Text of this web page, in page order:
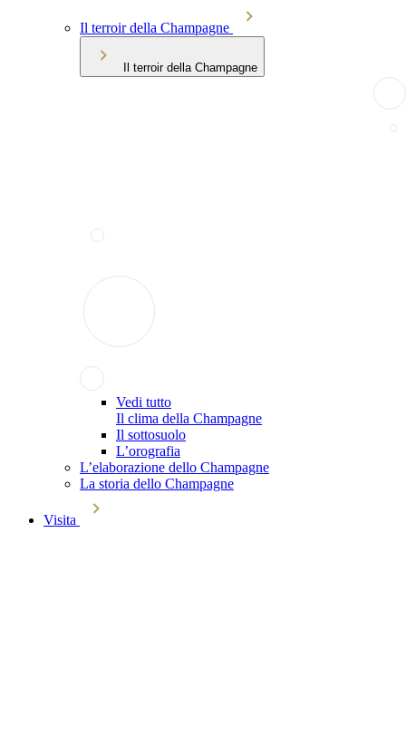
Il terroir della Champagne
Il terroir della Champagne
Vedi tutto
Il clima della Champagne
Il sottosuolo
L’orografia
L’elaborazione dello Champagne
La storia dello Champagne
Visita